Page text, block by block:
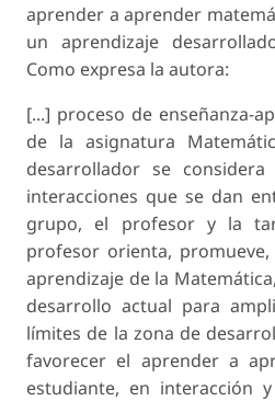
aprender a aprender
un aprendizaje
Como expresa la autora:
[...] proceso de enseñanza-
de la asignatura
desarrollador se
interacciones que se dan
grupo, el profesor y la
profesor orienta,
aprendizaje de la
desarrollo actual para
límites de la zona de
favorecer el aprender a
estudiante, en interacción